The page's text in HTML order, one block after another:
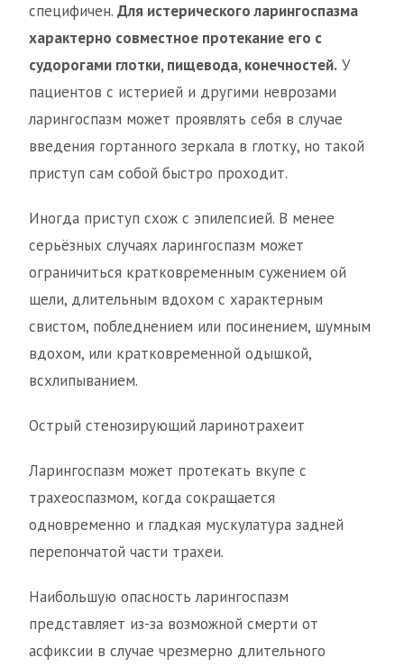
специфичен. Для истерического ларингоспазма
характерно совместное протекание его с
судорогами глотки, пищевода, конечностей. У
пациентов с истерией и другими неврозами
ларингоспазм может проявлять себя в случае
введения гортанного зеркала в глотку, но такой
приступ сам собой быстро проходит.
Иногда приступ схож с эпилепсией. В менее
серьёзных случаях ларингоспазм может
ограничиться кратковременным сужением ой
щели, длительным вдохом с характерным
свистом, побледнением или посинением, шумным
вдохом, или кратковременной одышкой,
всхлипыванием.
Острый стенозирующий ларинотрахеит
Ларингоспазм может протекать вкупе с
трахеоспазмом, когда сокращается
одновременно и гладкая мускулатура задней
перепончатой части трахеи.
Наибольшую опасность ларингоспазм
представляет из-за возможной смерти от
асфиксии в случае чрезмерно длительного